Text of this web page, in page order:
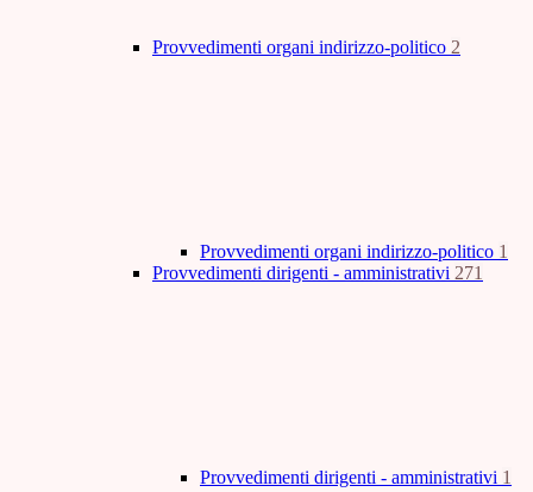
Provvedimenti organi indirizzo-politico 2
Provvedimenti organi indirizzo-politico 1
Provvedimenti dirigenti - amministrativi 271
Provvedimenti dirigenti - amministrativi 1